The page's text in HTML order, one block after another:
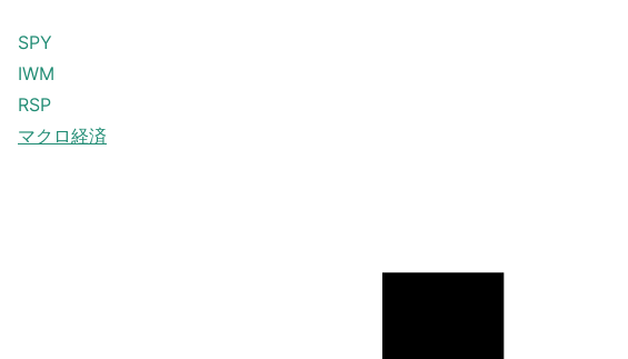
SPY
IWM
RSP
マクロ経済